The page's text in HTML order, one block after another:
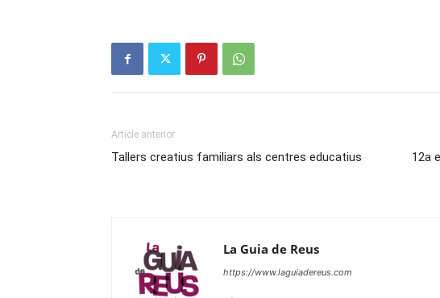
Article anterior
Tallers creatius familiars als centres educatius
12a
La Guia de Reus
https://www.laguiadereus.com